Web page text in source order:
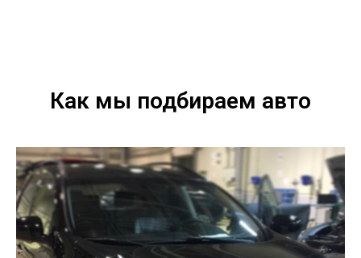
Как мы подбираем авто